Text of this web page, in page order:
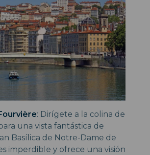
: Dirígete a la colina de
una vista fantástica de
Basílica de Notre-Dame de
imperdible y ofrece una visión